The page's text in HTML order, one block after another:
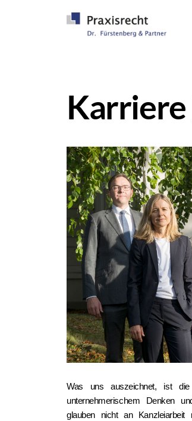
Karriere
Was uns auszeichnet, ist die
unternehmerischem Denken
glauben nicht an